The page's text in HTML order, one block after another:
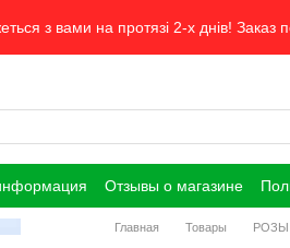
з вами на протязі 2-х днів! Заказ
Отзывы о магазине
Главная Товары РОЗЫ